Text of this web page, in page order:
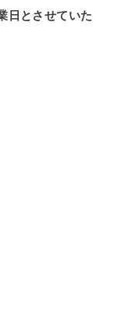
日とさせていた